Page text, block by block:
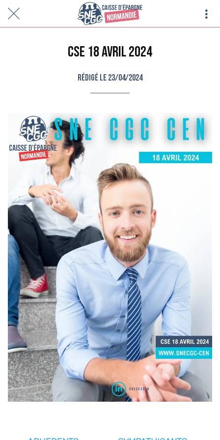
CSE 18 AVRIL 2024
Rédigé le 23/04/2024